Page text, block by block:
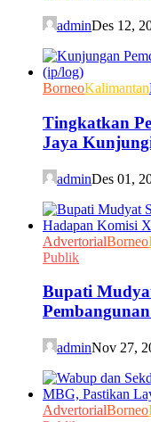
adminDes 12,
BorneoKalimantan
Tingkatkan
Jaya
adminDes 01,
AdvertorialBorneo
Publik
Bupati
adminNov 27,
AdvertorialBorneo